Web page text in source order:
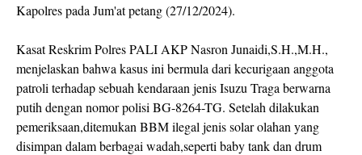
Kapolres pada Jum'at petang (27/12/2024).
Kasat Reskrim Polres PALI AKP Nasron Junaidi,S.H.,M.H.,
menjelaskan bahwa kasus ini bermula dari kecurigaan anggota
patroli terhadap sebuah kendaraan jenis Isuzu Traga berwarna
putih dengan nomor polisi BG-8264-TG. Setelah dilakukan
pemeriksaan,ditemukan BBM ilegal jenis solar olahan yang
disimpan dalam berbagai wadah,seperti baby tank dan drum